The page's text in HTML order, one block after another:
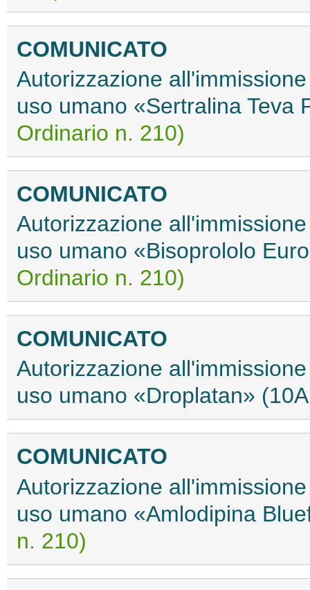
COMUNICATO
Autorizzazione
uso umano «Sertralina Teva
Ordinario n. 210)
COMUNICATO
Autorizzazione
uso umano «Bisoprololo
Ordinario n. 210)
COMUNICATO
Autorizzazione
uso umano «Droplatan»
COMUNICATO
Autorizzazione
uso umano «Amlodipina
n. 210)